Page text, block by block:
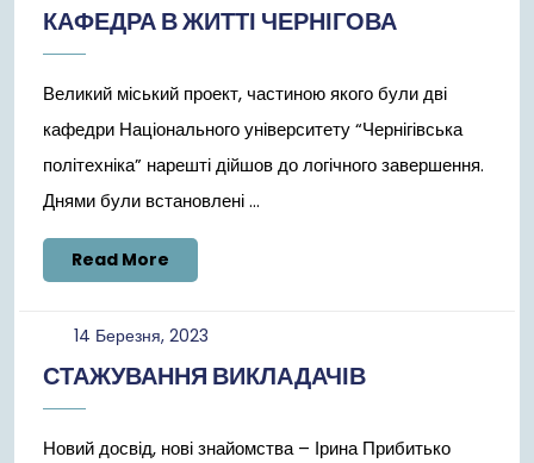
КАФЕДРА В ЖИТТІ ЧЕРНІГОВА
Великий міський проект, частиною якого були дві
кафедри Національного університету “Чернігівська
політехніка” нарешті дійшов до логічного завершення.
Днями були встановлені ...
Read More
More
14 Березня, 202314
2023
СТАЖУВАННЯ ВИКЛАДАЧІВ
Новий досвід, нові знайомства – Ірина Прибитько